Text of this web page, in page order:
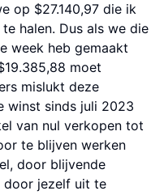
op $27.140,97 die ik
halen. Dus als we die
week heb gemaakt
moet
mislukt deze
winst sinds juli 2023
van nul verkopen tot
te blijven werken
door blijvende
door jezelf uit te